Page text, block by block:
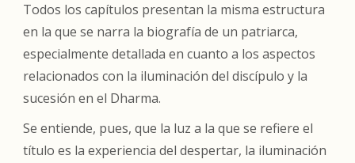
Todos los capítulos presentan la misma estructura
en la que se narra la biografía de un patriarca,
especialmente detallada en cuanto a los aspectos
relacionados con la iluminación del discípulo y la
sucesión en el Dharma.
Se entiende, pues, que la luz a la que se refiere el
título es la experiencia del despertar, la iluminación